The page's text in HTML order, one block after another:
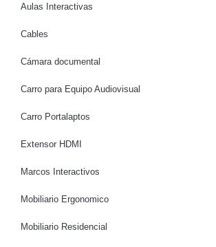
Aulas Interactivas
Cables
Cámara documental
Carro para Equipo Audiovisual
Carro Portalaptos
Extensor HDMI
Marcos Interactivos
Mobiliario Ergonomico
Mobiliario Residencial